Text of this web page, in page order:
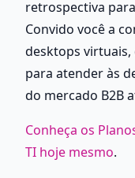
retrospectiva
Convido você a
desktops
para atender às
do mercado B2B
Conheça os
TI hoje mesmo.